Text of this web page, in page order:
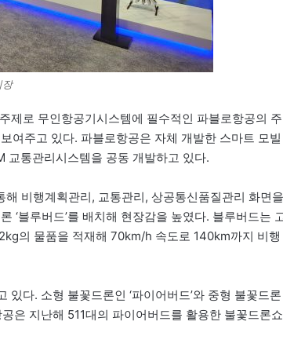
장
제로 무인항공기시스템에 필수적인 파블로항공의 주
여주고 있다. 파블로항공은 자체 개발한 스마트 모빌
교통관리시스템을 공동 개발하고 있다.
비행계획관리, 교통관리, 상공통신품질관리 화면을
‘블루버드’를 배치해 현장감을 높였다. 블루버드는
의 물품을 적재해 70km/h 속도로 140km까지 비행
있다. 소형 불꽃드론인 ‘파이어버드’와 중형 불꽃드론
은 지난해 511대의 파이어버드를 활용한 불꽃드론쇼